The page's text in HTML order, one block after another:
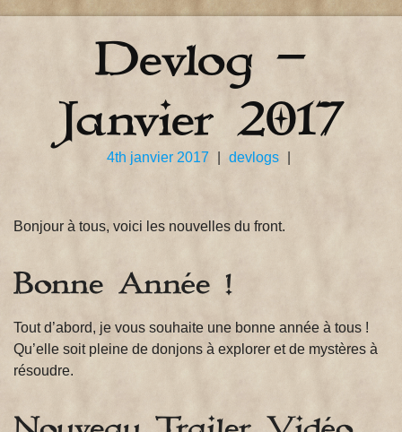
Devlog –
Janvier 2017
4th janvier 2017 devlogs
Bonjour à tous, voici les nouvelles du front.
Bonne Année !
Tout d’abord, je vous souhaite une bonne année à tous !
Qu’elle soit pleine de donjons à explorer et de mystères à
résoudre.